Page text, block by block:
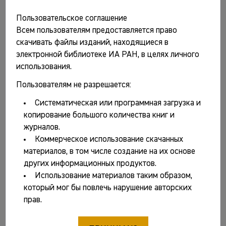
Архитектурная археология. № 5 / Гл. ред. Вл.В.
Седов. М.: ИА РАН, 2023. 220 с. ISBN 978-5-94375-
Бактрия. Т. 1. Материалы археологических
2021 году / Отв. ред. Н.Д. Двуреченская. М.: ИА РАН,
2023. 250 с., ил. ISBN 978-5-94375-404-3
Беляев Л.А. Полевой дневник. Живопись и графика
1960-2020-х годов. М.: Индрик, 2023. 168 с. ISBN 978-
5-91674-705-8
Буров В.А. Долгий путь в археологию. СПб.: Нестор-
История, 2023. 336 с., ил. ISBN 978-5-4469-2093-8
Васильев В.Л., Добровольская М.В., Смирнов А.Л.,
Вихрова Н.Н. Население водораздела Волги,
Западной Двины и Полы в древности и
Пользовательское соглашение
Всем пользователям предоставляется право
скачивать файлы изданий, находящиеся в
электронной библиотеке ИА РАН, в целях личного
использования.
Пользователям не разрешается:
Систематическая или программная загрузка и
копирование большого количества книг и
журналов.
Коммерческое использование скачанных
материалов, в том числе создание на их основе
других информационных продуктов.
Использование материалов таким образом,
который мог бы повлечь нарушение авторских
прав.